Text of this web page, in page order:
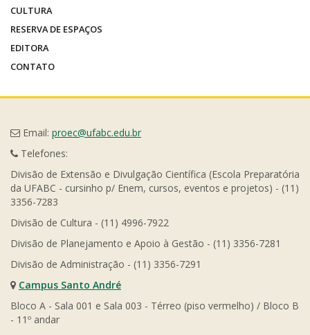
CULTURA
RESERVA DE ESPAÇOS
EDITORA
CONTATO
Email: proec@ufabc.edu.br
Telefones:
Divisão de Extensão e Divulgação Científica (Escola Preparatória
da UFABC - cursinho p/ Enem, cursos, eventos e projetos) - (11)
3356-7283
Divisão de Cultura - (11) 4996-7922
Divisão de Planejamento e Apoio à Gestão - (11) 3356-7281
Divisão de Administração - (11) 3356-7291
Campus Santo André
Bloco A - Sala 001 e Sala 003 - Térreo (piso vermelho) / Bloco B
- 11º andar